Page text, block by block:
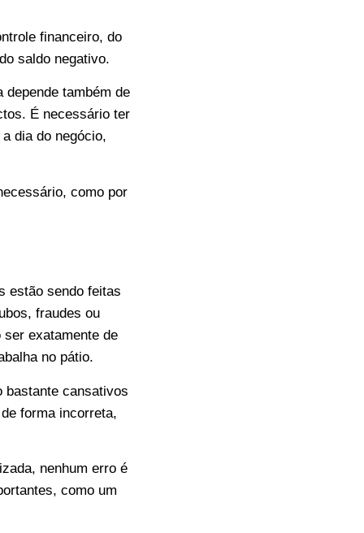
financeiro, do
saldo negativo.
depende também de
É necessário ter
dia do negócio,
como por
estão sendo feitas
fraudes ou
exatamente de
no pátio.
bastante cansativos
forma incorreta,
nenhum erro é
como um